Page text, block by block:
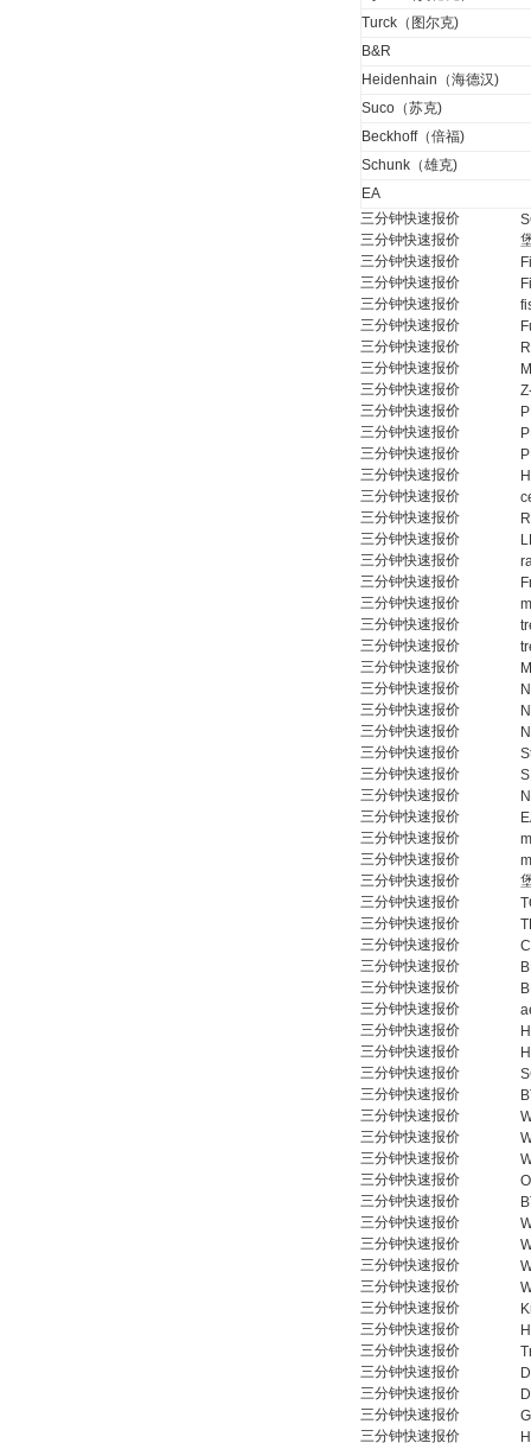
Turck（图尔克)
B&R
Heidenhain（海德汉)
Suco（苏克)
Beckhoff（倍福)
Schunk（雄克)
EA
三分钟快速报价
三分钟快速报价
三分钟快速报价
三分钟快速报价
三分钟快速报价
三分钟快速报价
三分钟快速报价
三分钟快速报价
三分钟快速报价
三分钟快速报价
三分钟快速报价
三分钟快速报价
三分钟快速报价
三分钟快速报价
三分钟快速报价
三分钟快速报价
三分钟快速报价
三分钟快速报价
三分钟快速报价
三分钟快速报价
三分钟快速报价
三分钟快速报价
三分钟快速报价
三分钟快速报价
三分钟快速报价
三分钟快速报价
三分钟快速报价
三分钟快速报价
三分钟快速报价
三分钟快速报价
三分钟快速报价
三分钟快速报价
三分钟快速报价
三分钟快速报价
三分钟快速报价
三分钟快速报价
三分钟快速报价
三分钟快速报价
三分钟快速报价
三分钟快速报价
三分钟快速报价
三分钟快速报价
三分钟快速报价
三分钟快速报价
三分钟快速报价
三分钟快速报价
三分钟快速报价
三分钟快速报价
三分钟快速报价
三分钟快速报价
三分钟快速报价
三分钟快速报价
三分钟快速报价
三分钟快速报价
三分钟快速报价
三分钟快速报价
三分钟快速报价
三分钟快速报价